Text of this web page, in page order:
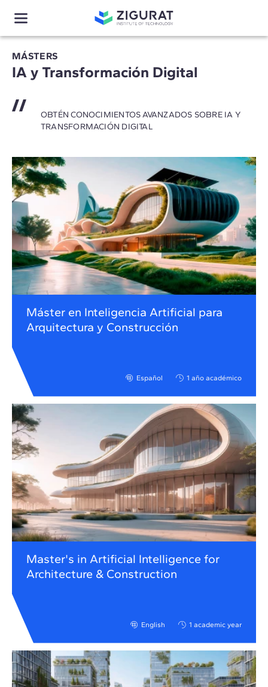
MÁSTERS
IA y Transformación Digital
OBTÉN CONOCIMIENTOS AVANZADOS SOBRE IA Y
TRANSFORMACIÓN DIGITAL
Máster en Inteligencia Artificial para
Arquitectura y Construcción
Español 1 año académico
Master's in Artificial Intelligence for
Architecture & Construction
English 1 academic year